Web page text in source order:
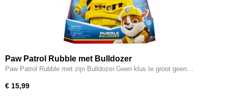
Paw Patrol Rubble met Bulldozer
Paw Patrol Rubble met zijn Bulldozer.Geen klus te groot geen…
€ 15,99